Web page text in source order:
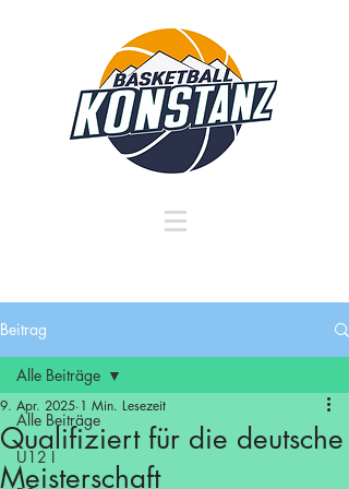
Beitrag
Alle Beiträge
U12 I
Alle Beiträge
Qualifiziert für die deutsche
Meisterschaft
9. Apr. 2025 1 Min. Lesezeit